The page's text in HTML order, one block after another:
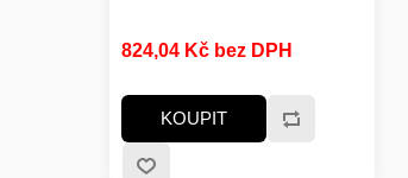
824,04 Kč bez DPH
KOUPIT